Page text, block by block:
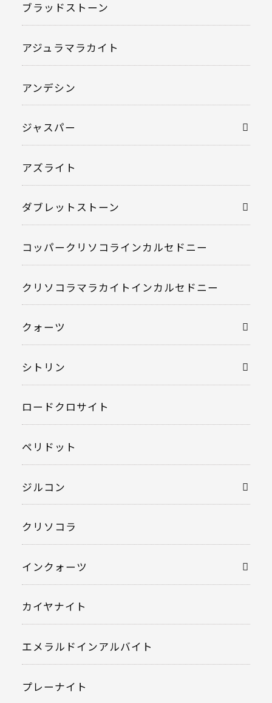
ブラッドストーン
アジュラマラカイト
アンデシン
ジャスパー
アズライト
ダブレットストーン
コッパークリソコラインカルセドニー
クリソコラマラカイトインカルセドニー
クォーツ
シトリン
ロードクロサイト
ペリドット
ジルコン
クリソコラ
インクォーツ
カイヤナイト
エメラルドインアルバイト
プレーナイト